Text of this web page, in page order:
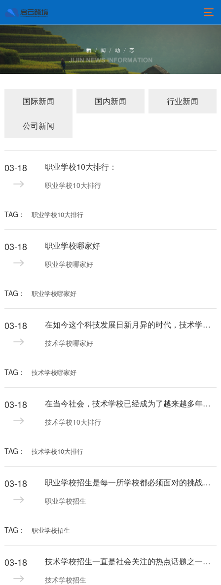
国际新闻 国内新闻 行业新闻
公司新闻
03-18 职业学校10大排行：
职业学校10大排行
TAG： 职业学校10大排行
03-18 职业学校哪家好
职业学校哪家好
TAG： 职业学校哪家好
03-18 在如今这个科技发展日新月异的时代，技术学校哪家好一直是人们关注的热门话题。随着互联网的普及和信息化的发展，选择一个好的技术学校不仅可以提高个人的就业竞争力，还可以帮助实现个人的职业发展目标。
技术学校哪家好
TAG： 技术学校哪家好
03-18 在当今社会，技术学校已经成为了越来越多年轻人的选择。随着社会的发展和进步，对技术人才的需求也越来越大。而选择一所排名靠前的技术学校，无疑会为你的未来之路打下坚实的基础。以下是技术学校10大排行，希望对你有所启发。
技术学校10大排行
TAG： 技术学校10大排行
03-18 职业学校招生是每一所学校都必须面对的挑战。在当今竞争激烈的教育领域，各种学校都竞相争取优秀学生。如果你想让更多的学生了解你的学校并报名就读，那么在搜索引擎优化（SEO）方面需要做出一些努力。
职业学校招生
TAG： 职业学校招生
03-18 技术学校招生一直是社会关注的热点话题之一。随着科技的不断发展，对技术人才的需求也在不断增加。因此，选择一所优质的技术学校学习成为了许多学生和家长的首要选择。
技术学校招生